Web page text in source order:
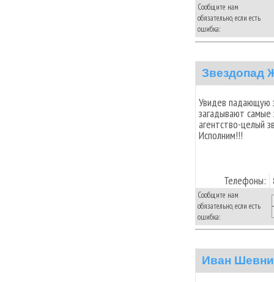
Сообщите нам
обязательно, если есть
ошибка:
Звездопад
Увидев падающую
загадывают
агентство-целый
Исполним!!!
Телефоны:
Сообщите нам
обязательно, если есть
ошибка:
Иван